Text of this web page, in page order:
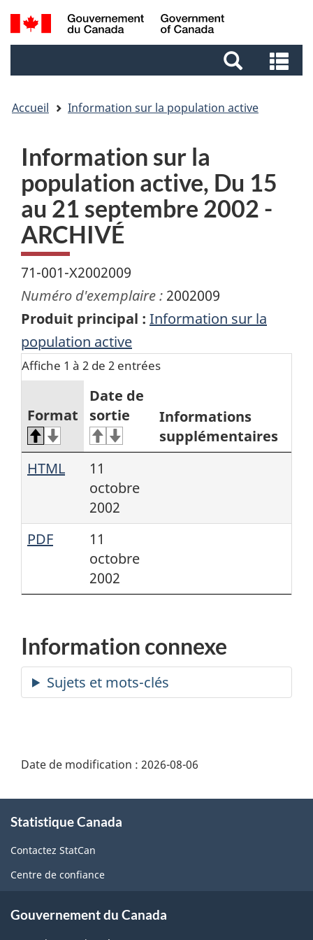
Aller
au
Aller
au
Passer
à
Recherche
et
et
Accueil Information sur la population active
Information sur la
population active, Du 15
au 21 septembre 2002 -
ARCHIVÉ
71-001-X2002009
Numéro d'exemplaire : 2002009
Produit principal : Information sur la
population active
Affiche 1 à 2 de 2 entrées
Format
Date de
sortie
Informations
supplémentaires
HTML
11
octobre
2002
PDF
11
octobre
2002
Information connexe
Date de modification : 2026-08-06
propos
de
ce
Statistique Canada
Contactez StatCan
Centre de confiance
Gouvernement du Canada